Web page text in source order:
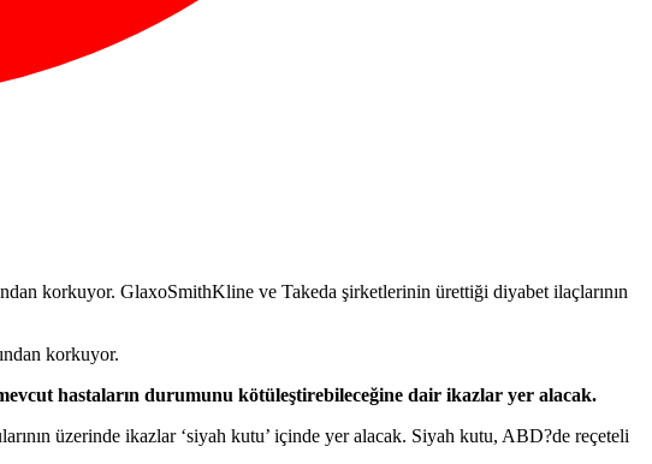
korkuyor. GlaxoSmithKline ve Takeda şirketlerinin ürettiği diyabet ilaçlarının
korkuyor.
hastaların durumunu kötüleştirebileceğine dair ikazlar yer alacak.
üzerinde ikazlar ‘siyah kutu’ içinde yer alacak. Siyah kutu, ABD?de reçeteli